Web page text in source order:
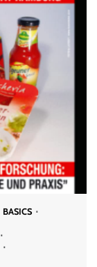
BASICS